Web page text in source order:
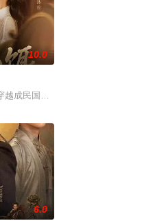
的重重考验，与命运抗争，终成传奇良
学意义上的喜欢。”那个夜晚，他脸颊
识摄政王萧寒渊。她身为前朝遗孤，
10.0
越成民国少夫人苏沐晚，醒来，却是
6.0